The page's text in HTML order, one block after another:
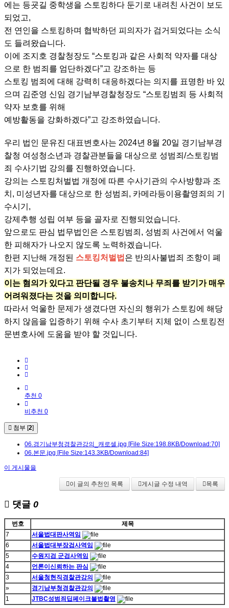
에는 등굣길 중학생을 스토킹하다 둔기로 내려친 사건이 보도
되었고,
전 연인을 스토킹하며 협박하던 피의자가 검거되었다는 소식
도 들려왔습니다.
이에 조지호 경찰청장도 “스토킹과 같은 사회적 약자를 대상
으로 한 범죄를 엄단하겠다”고 강조하는 등
스토킹 범죄에 대해 강력히 대응하겠다는 의지를 표명한 바 있
으며 김준영 신임 경기남부경찰청장도 “스토킹범죄 등 사회적
약자 보호를 위해
예방활동을 강화하겠다”고 강조하였습니다.
우리 법인 문유진 대표변호사는 2024년 8월 20일 경기남부경
찰청 여성청소년과 경찰관분들을 대상으로 성범죄/스토킹범
죄 수사기법 강의를 진행하였습니다.
​강의는 스토킹처벌법 개정에 따른 수사기관의 수사방향과 조
치, 미성년자를 대상으로 한 성범죄, 카메라등이용촬영죄의 기
수시기,
강제추행 성립 여부 등을 골자로 진행되었습니다.
앞으로도 판심 법무법인은 스토킹범죄, 성범죄 사건에서 억울
한 피해자가 나오지 않도록 노력하겠습니다.
한편 지난해 개정된 스토킹처벌법 은 반의사불법죄 조항이 폐
지가 되었는데요.
이는 혐의가 있다고 판단될 경우 불송치나 무죄를 받기가 매우
어려워졌다는 것을 의미합니다.
따라서 억울한 문제가 생겼다면 자신의 행위가 스토킹에 해당
하지 않음을 입증하기 위해 수사 초기부터 지체 없이 스토킹전
문변호사에 도움을 받야 할 것입니다.
추천 0
비추천 0
첨부 [2]
06.경기남부청경찰관강의_캐로셀.jpg [File Size:198.8KB/Download:70]
06.본문.jpg [File Size:143.3KB/Download:84]
이 게시물을
이 글의 추천인 목록 게시글 수정 내역 목록
댓글 0
번호
제목
7
서울법대판사역임
6
서울법대부장검사역임
5
수원지검 군검사역임
4
언론이신뢰하는 판심
3
서울청현직경찰관강의
»
경기남부청경찰관강의
1
JTBC성범죄딥페이크불법촬영